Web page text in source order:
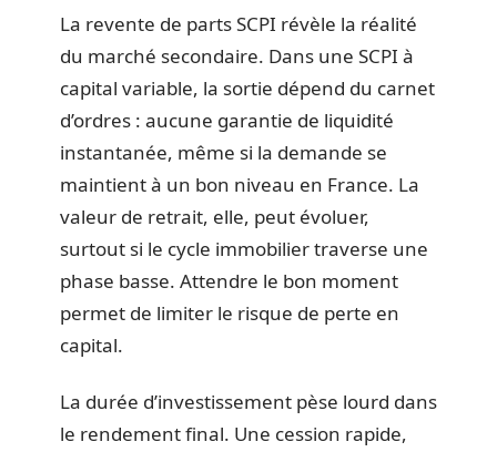
La revente de parts SCPI révèle la réalité
du marché secondaire. Dans une SCPI à
capital variable, la sortie dépend du carnet
d’ordres : aucune garantie de liquidité
instantanée, même si la demande se
maintient à un bon niveau en France. La
valeur de retrait, elle, peut évoluer,
surtout si le cycle immobilier traverse une
phase basse. Attendre le bon moment
permet de limiter le risque de perte en
capital.
La durée d’investissement pèse lourd dans
le rendement final. Une cession rapide,